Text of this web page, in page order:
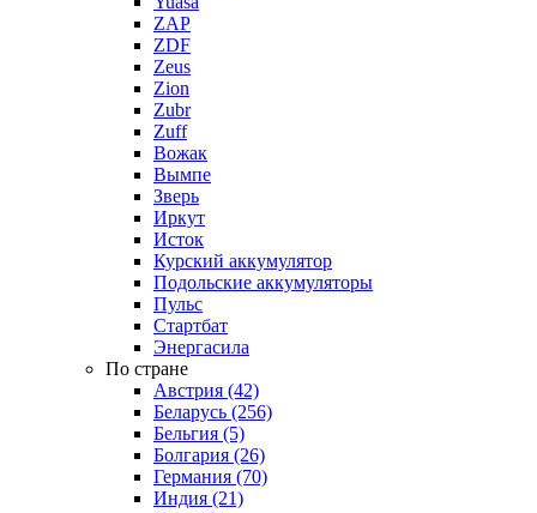
ZAP
ZDF
Zeus
Zion
Zubr
Zuff
Вожак
Вымпе
Зверь
Иркут
Исток
Курский аккумулятор
Подольские аккумуляторы
Пульс
Стартбат
Энергасила
По стране
Австрия (42)
Беларусь (256)
Бельгия (5)
Болгария (26)
Германия (70)
Индия (21)